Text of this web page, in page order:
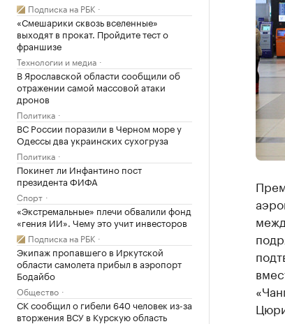
Подписка на РБК
«Смешарики сквозь вселенные»
выходят в прокат. Пройдите тест о
франшизе
Технологии и медиа
В Ярославской области сообщили об
отражении самой массовой атаки
дронов
Политика
ВС России поразили в Черном море у
Одессы два украинских сухогруза
Политика
Покинет ли Инфантино пост
президента ФИФА
Спорт
«Экстремальные» плечи обвалили фонд
«гения ИИ». Чему это учит инвесторов
Подписка на РБК
Экипаж пропавшего в Иркутской
области самолета прибыл в аэропорт
Бодайбо
Общество
СК сообщил о гибели 640 человек из-за
вторжения ВСУ в Курскую область